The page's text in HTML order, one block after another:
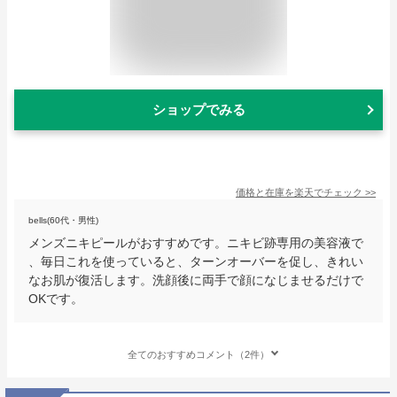
ショップでみる
価格と在庫を楽天でチェック >>
bells(60代・男性)
メンズニキピールがおすすめです。ニキビ跡専用の美容液で
、毎日これを使っていると、ターンオーバーを促し、きれい
なお肌が復活します。洗顔後に両手で顔になじませるだけで
OKです。
全てのおすすめコメント（2件）